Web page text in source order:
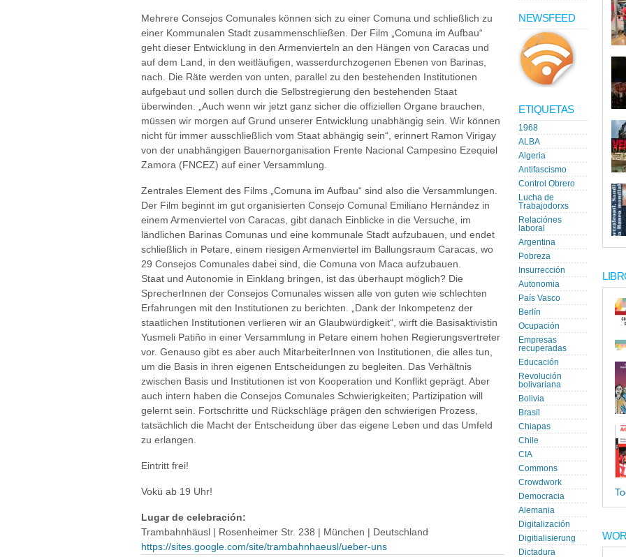
Mehrere Consejos Comunales können sich zu einer Comuna und schließlich zu
einer Kommunalen Stadt zusammenschließen. Der Film „Comuna im Aufbau“
geht dieser Entwicklung in den Armenvierteln an den Hängen von Caracas und
auf dem Land, in den weitläufigen, wasserdurchzogenen Ebenen von Barinas,
nach. Die Räte werden von unten, parallel zu den bestehenden Institutionen
aufgebaut und sollen durch die Selbstregierung den bestehenden Staat
überwinden. „Auch wenn wir jetzt ganz sicher die offiziellen Organe brauchen,
müssen wir morgen auf Grund unserer Entwicklung unabhängig sein. Wir können
nicht für immer ausschließlich vom Staat abhängig sein“, erinnert Ramon Virigay
von der unabhängigen Bauernorganisation Frente Nacional Campesino Ezequiel
Zamora (FNCEZ) auf einer Versammlung.
Zentrales Element des Films „Comuna im Aufbau“ sind also die Versammlungen.
Der Film beginnt im gut organisierten Consejo Comunal Emiliano Hernández in
einem Armenviertel von Caracas, gibt danach Einblicke in die Versuche, im
ländlichen Barinas Comunas und eine kommunale Stadt aufzubauen, und endet
schließlich in Petare, einem riesigen Armenviertel im Ballungsraum Caracas, wo
29 Consejos Comunales dabei sind, die Comuna von Maca aufzubauen.
Staat und Autonomie in Einklang bringen, ist das überhaupt möglich? Die
SprecherInnen der Consejos Comunales wissen alle von guten wie schlechten
Erfahrungen mit den Institutionen zu berichten. „Dank der Inkompetenz der
staatlichen Institutionen verlieren wir an Glaubwürdigkeit“, wirft die Basisaktivistin
Yusmeli Patiño in einer Versammlung in Petare einem hohen Regierungsvertreter
vor. Genauso gibt es aber auch MitarbeiterInnen von Institutionen, die alles tun,
um die Basis in ihren eigenen Entscheidungen zu begleiten. Das Verhältnis
zwischen Basis und Institutionen ist von Kooperation und Konflikt geprägt. Aber
auch intern haben die Consejos Comunales Schwierigkeiten; Partizipation will
gelernt sein. Fortschritte und Rückschläge prägen den schwierigen Prozess,
tatsächlich die Macht der Entscheidung über das eigene Leben und das Umfeld
zu erlangen.
Eintritt frei!
Vokü ab 19 Uhr!
Lugar de celebración:
Trambahnhäusl | Rosenheimer Str. 238 | München | Deutschland
https://sites.google.com/site/trambahnhaeusl/ueber-uns
NEWSFEED
ETIQUETAS
1968
ALBA
Algeria
Antifascismo
Control Obrero
Lucha de
Trabajodorxs
Relaciónes
laboral
Argentina
Pobreza
Insurrección
Autonomia
País Vasco
Berlín
Ocupación
Empresas
recuperadas
Educación
Revolución
bolivariana
Bolivia
Brasil
Chiapas
Chile
CIA
Commons
Crowdwork
Democracia
Alemania
Digitalización
Digitialisierung
Dictadura